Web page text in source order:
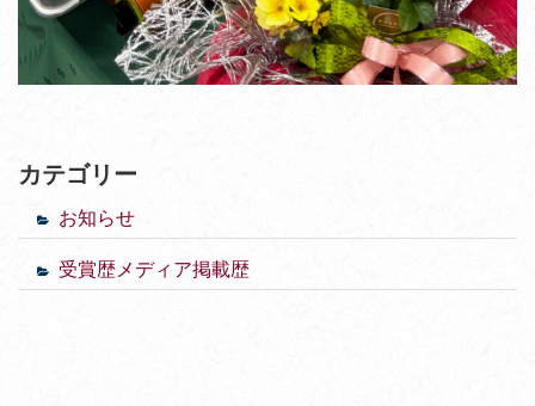
カテゴリー
お知らせ
受賞歴メディア掲載歴